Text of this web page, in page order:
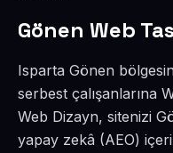
Gönen Web
Isparta Gönen
serbest çalışanlarına
Web Dizayn, sitenizi
yapay zekâ (AEO)